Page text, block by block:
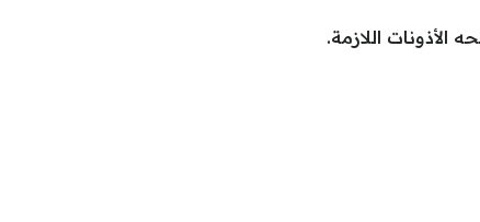
اللازمة.